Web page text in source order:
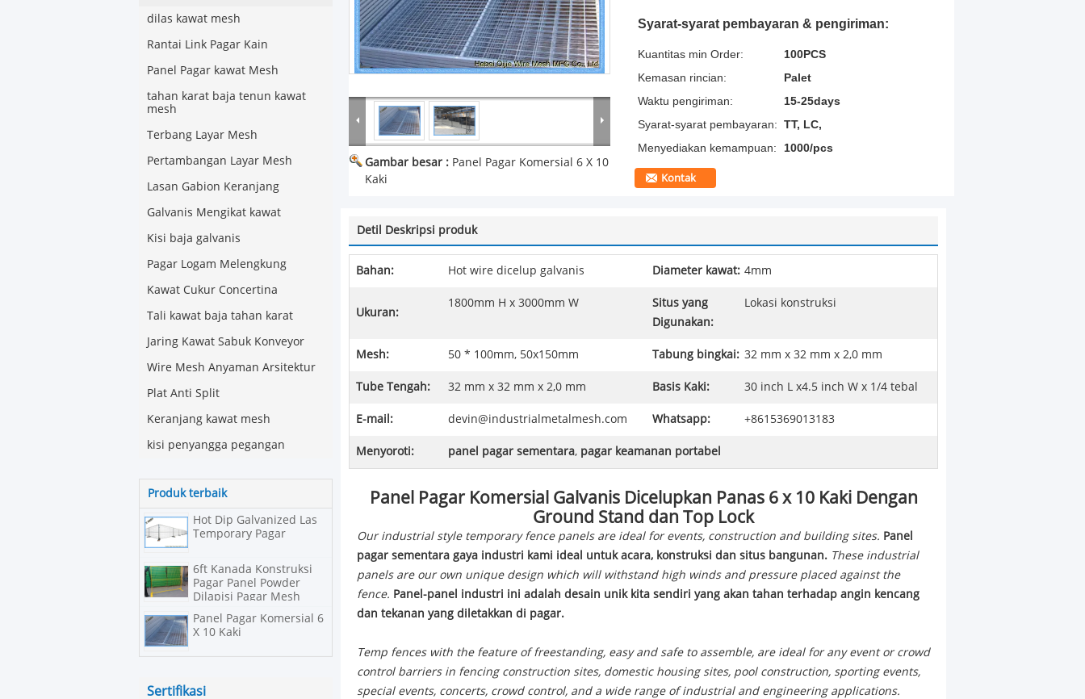
dilas kawat mesh
Rantai Link Pagar Kain
Panel Pagar kawat Mesh
tahan karat baja tenun kawat
mesh
Terbang Layar Mesh
Pertambangan Layar Mesh
Lasan Gabion Keranjang
Galvanis Mengikat kawat
Kisi baja galvanis
Pagar Logam Melengkung
Kawat Cukur Concertina
Tali kawat baja tahan karat
Jaring Kawat Sabuk Konveyor
Wire Mesh Anyaman Arsitektur
Plat Anti Split
Keranjang kawat mesh
kisi penyangga pegangan
Produk terbaik
Hot Dip Galvanized Las
Temporary Pagar
6ft Kanada Konstruksi
Pagar Panel Powder
Dilapisi Pagar Mesh
Sementara
Panel Pagar Komersial 6
X 10 Kaki
Sertifikasi
Gambar besar : Panel Pagar Komersial 6 X 10
Kaki
Syarat-syarat pembayaran & pengiriman:
Kuantitas min Order:
100PCS
Kemasan rincian:
Palet
Waktu pengiriman:
15-25days
Syarat-syarat pembayaran: TT, LC,
Menyediakan kemampuan:
1000/pcs
Kontak
Detil Deskripsi produk
Bahan: Hot wire dicelup galvanis Diameter kawat: 4mm
Ukuran:
1800mm H x 3000mm W
Situs yang
Digunakan:
Lokasi konstruksi
Mesh: 50 * 100mm, 50x150mm Tabung bingkai: 32 mm x 32 mm x 2,0 mm
Tube Tengah: 32 mm x 32 mm x 2,0 mm Basis Kaki: 30 inch L x4.5 inch W x 1/4 tebal
E-mail: devin@industrialmetalmesh.com Whatsapp: +8615369013183
Menyoroti: panel pagar sementara, pagar keamanan portabel
Panel Pagar Komersial Galvanis Dicelupkan Panas 6 x 10 Kaki Dengan
Ground Stand dan Top Lock
Our industrial style temporary fence panels are ideal for events, construction and building sites. Panel
pagar sementara gaya industri kami ideal untuk acara, konstruksi dan situs bangunan. These industrial
panels are our own unique design which will withstand high winds and pressure placed against the
fence. Panel-panel industri ini adalah desain unik kita sendiri yang akan tahan terhadap angin kencang
dan tekanan yang diletakkan di pagar.
Temp fences with the feature of freestanding, easy and safe to assemble, are ideal for any event or crowd
control barriers in fencing construction sites, domestic housing sites, pool construction, sporting events,
special events, concerts, crowd control, and a wide range of industrial and engineering applications.